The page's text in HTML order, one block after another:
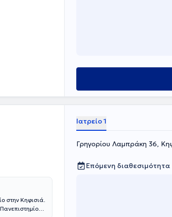
στην Κηφισιά.
Ιατρείο 1
Γρηγορίου Λαμπράκη 36,
Επόμενη διαθεσιμότητα